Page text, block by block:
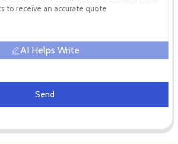
AI Helps Write
Send